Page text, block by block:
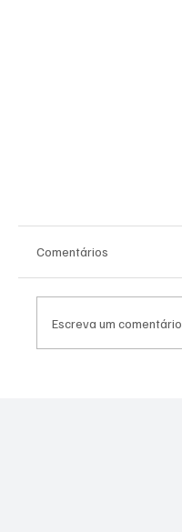
Comentários
Escreva um comentário